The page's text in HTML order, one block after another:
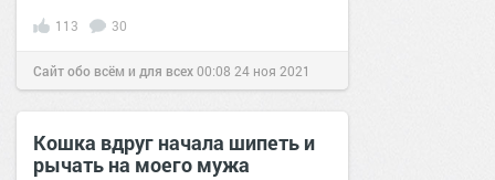
113 30
Сайт обо всём и для всех00:08 24 ноя 2021
Кошка вдруг начала шипеть и
рычать на моего мужа